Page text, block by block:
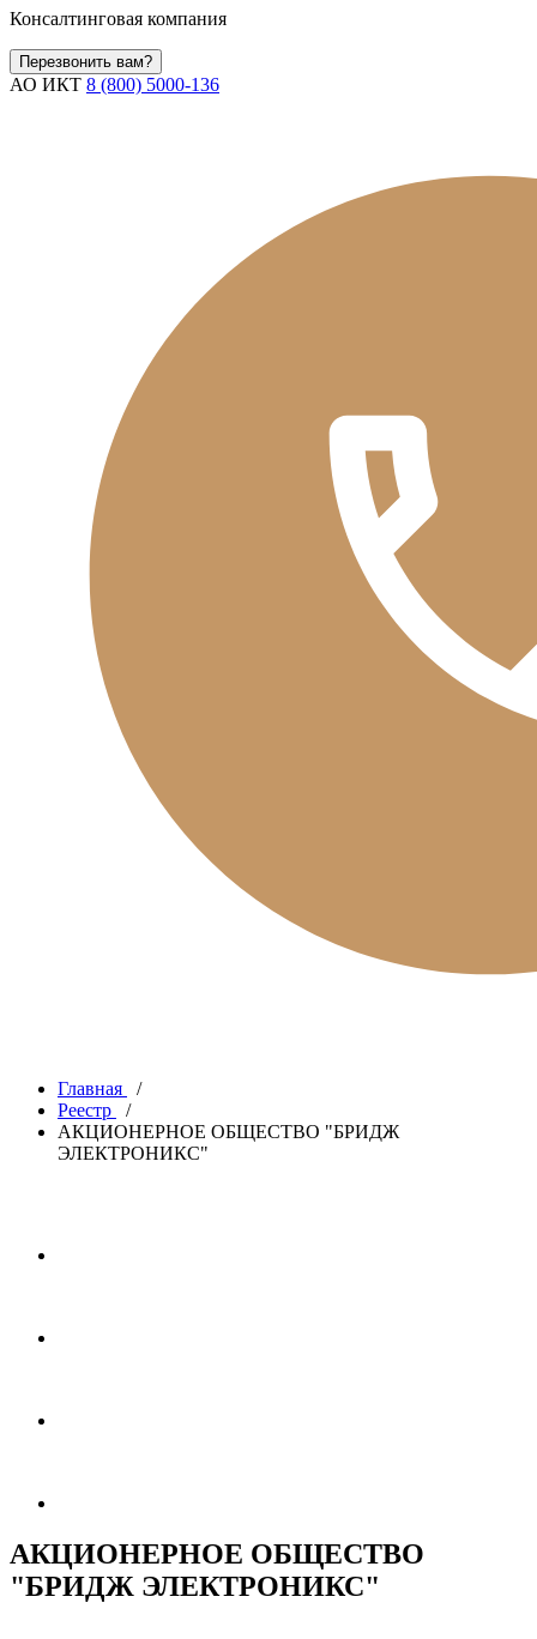
Консалтинговая компания
Перезвонить вам?
АО ИКТ 8 (800) 5000-136
Главная
/
Реестр
/
АКЦИОНЕРНОЕ ОБЩЕСТВО "БРИДЖ
ЭЛЕКТРОНИКС"
АКЦИОНЕРНОЕ ОБЩЕСТВО
"БРИДЖ ЭЛЕКТРОНИКС"